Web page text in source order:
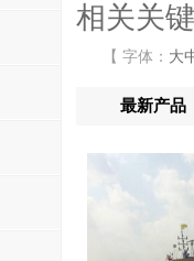
相关关
【 字体： 大
最新产品